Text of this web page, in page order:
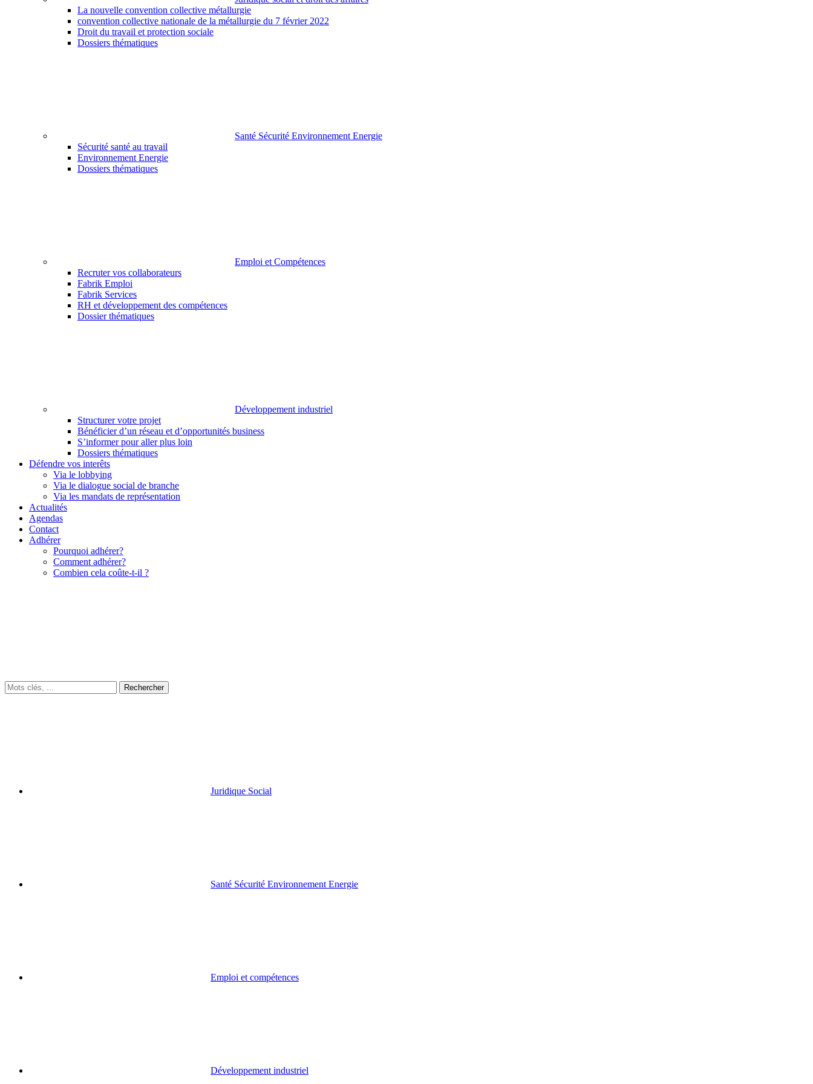
La nouvelle convention collective métallurgie
convention collective nationale de la métallurgie du 7 février 2022
Droit du travail et protection sociale
Dossiers thématiques
Santé Sécurité Environnement Energie
Sécurité santé au travail
Environnement Energie
Dossiers thématiques
Emploi et Compétences
Recruter vos collaborateurs
Fabrik Emploi
Fabrik Services
RH et développement des compétences
Dossier thématiques
Développement industriel
Structurer votre projet
Bénéficier d’un réseau et d’opportunités business
S’informer pour aller plus loin
Dossiers thématiques
Défendre vos interêts
Via le lobbying
Via le dialogue social de branche
Via les mandats de représentation
Actualités
Agendas
Contact
Adhérer
Pourquoi adhérer?
Comment adhérer?
Combien cela coûte-t-il ?
Juridique Social
Santé Sécurité Environnement Energie
Emploi et compétences
Développement industriel